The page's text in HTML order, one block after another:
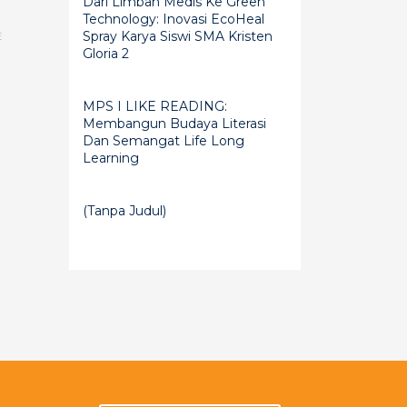
Technology: Inovasi EcoHeal
Spray Karya Siswi SMA Kristen
Gloria 2
MPS I LIKE READING:
Membangun Budaya Literasi
Dan Semangat Life Long
Learning
(tanpa Judul)